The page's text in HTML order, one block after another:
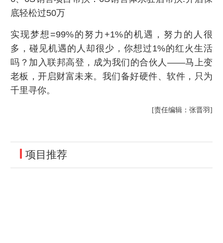
底轻松过50万
实现梦想=99%的努力+1%的机遇，努力的人很
多，碰见机遇的人却很少，你想过1%的红火生活
吗？加入联邦高登，成为我们的合伙人——马上变
老板，开启财富未来。我们备好硬件、软件，只为
千里寻你。
[责任编辑：张晋羽]
项目推荐